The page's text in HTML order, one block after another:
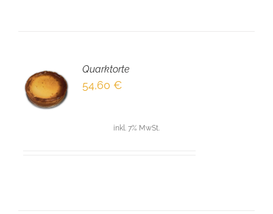
Quarktorte
54,60 €
inkl. 7% MwSt.